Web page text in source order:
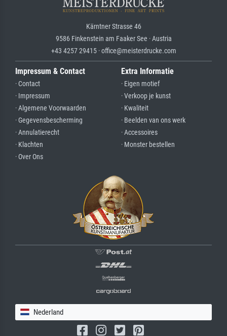
Kärntner Strasse 46
9586 Finkenstein am Faaker See · Austria
+43 4257 29415 · office@meisterdrucke.com
Impressum & Contact
· Contact
· Impressum
· Algemene Voorwaarden
· Gegevensbescherming
· Annulatierecht
· Klachten
· Over Ons
Extra Informatie
· Eigen motief
· Verkoop je kunst
· Kwaliteit
· Beelden van ons werk
· Accessoires
· Monster bestellen
Nederland